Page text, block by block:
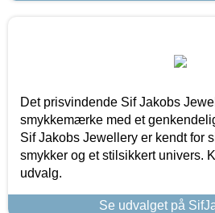
Det prisvindende Sif Jakobs
smykkemærke med et
Sif Jakobs Jewellery er kendt for
smykker og et stilsikkert univers.
udvalg.
Se udvalget på